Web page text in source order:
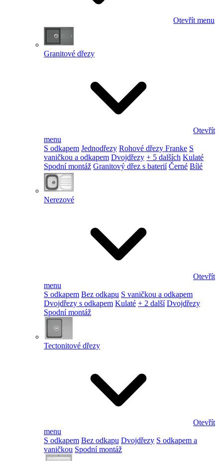
Otevřít menu
Granitové dřezy
Otevřít
menu
S odkapem Jednodřezy Rohové dřezy Franke S
vaničkou a odkapem Dvojdřezy + 5 dalších Kulaté
Spodní montáž Granitový dřez s baterií Černé Bílé
Nerezové
Otevřít
menu
S odkapem Bez odkapu S vaničkou a odkapem
Dvojdřezy s odkapem Kulaté + 2 další Dvojdřezy
Spodní montáž
Tectonitové dřezy
Otevřít
menu
S odkapem Bez odkapu Dvojdřezy S odkapem a
vaničkou Spodní montáž